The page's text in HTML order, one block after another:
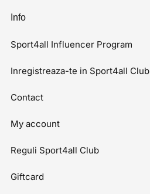
Info
Sport4all Influencer Program
Inregistreaza-te in Sport4all Club
Contact
My account
Reguli Sport4all Club
Giftcard